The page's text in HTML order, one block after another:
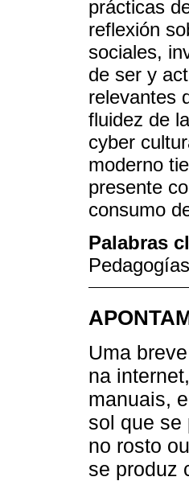
prácticas
reflexión
sociales,
de ser y
relevantes
fluidez de
cyber
moderno
presente
consumo
Palabras
Uma
na
manuais,
sol que se
no rosto
se produz